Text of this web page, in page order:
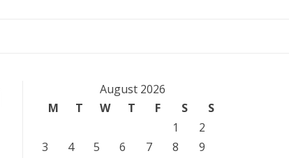
August 2026
M
T W T F S
S
1
2
3
4 5 6 7 8
9